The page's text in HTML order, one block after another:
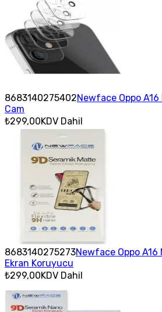
8683140275402Newface Oppo
Cam
₺299,00KDV Dahil
8683140275273Newface Oppo A16
Ekran Koruyucu
₺299,00KDV Dahil